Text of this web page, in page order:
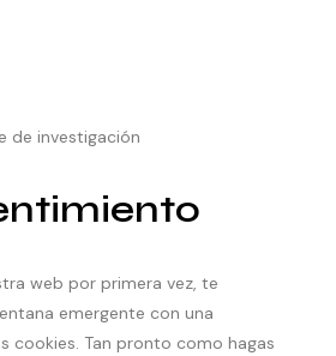
de investigación
web por primera vez, te
emergente con una
cookies. Tan pronto como hagas